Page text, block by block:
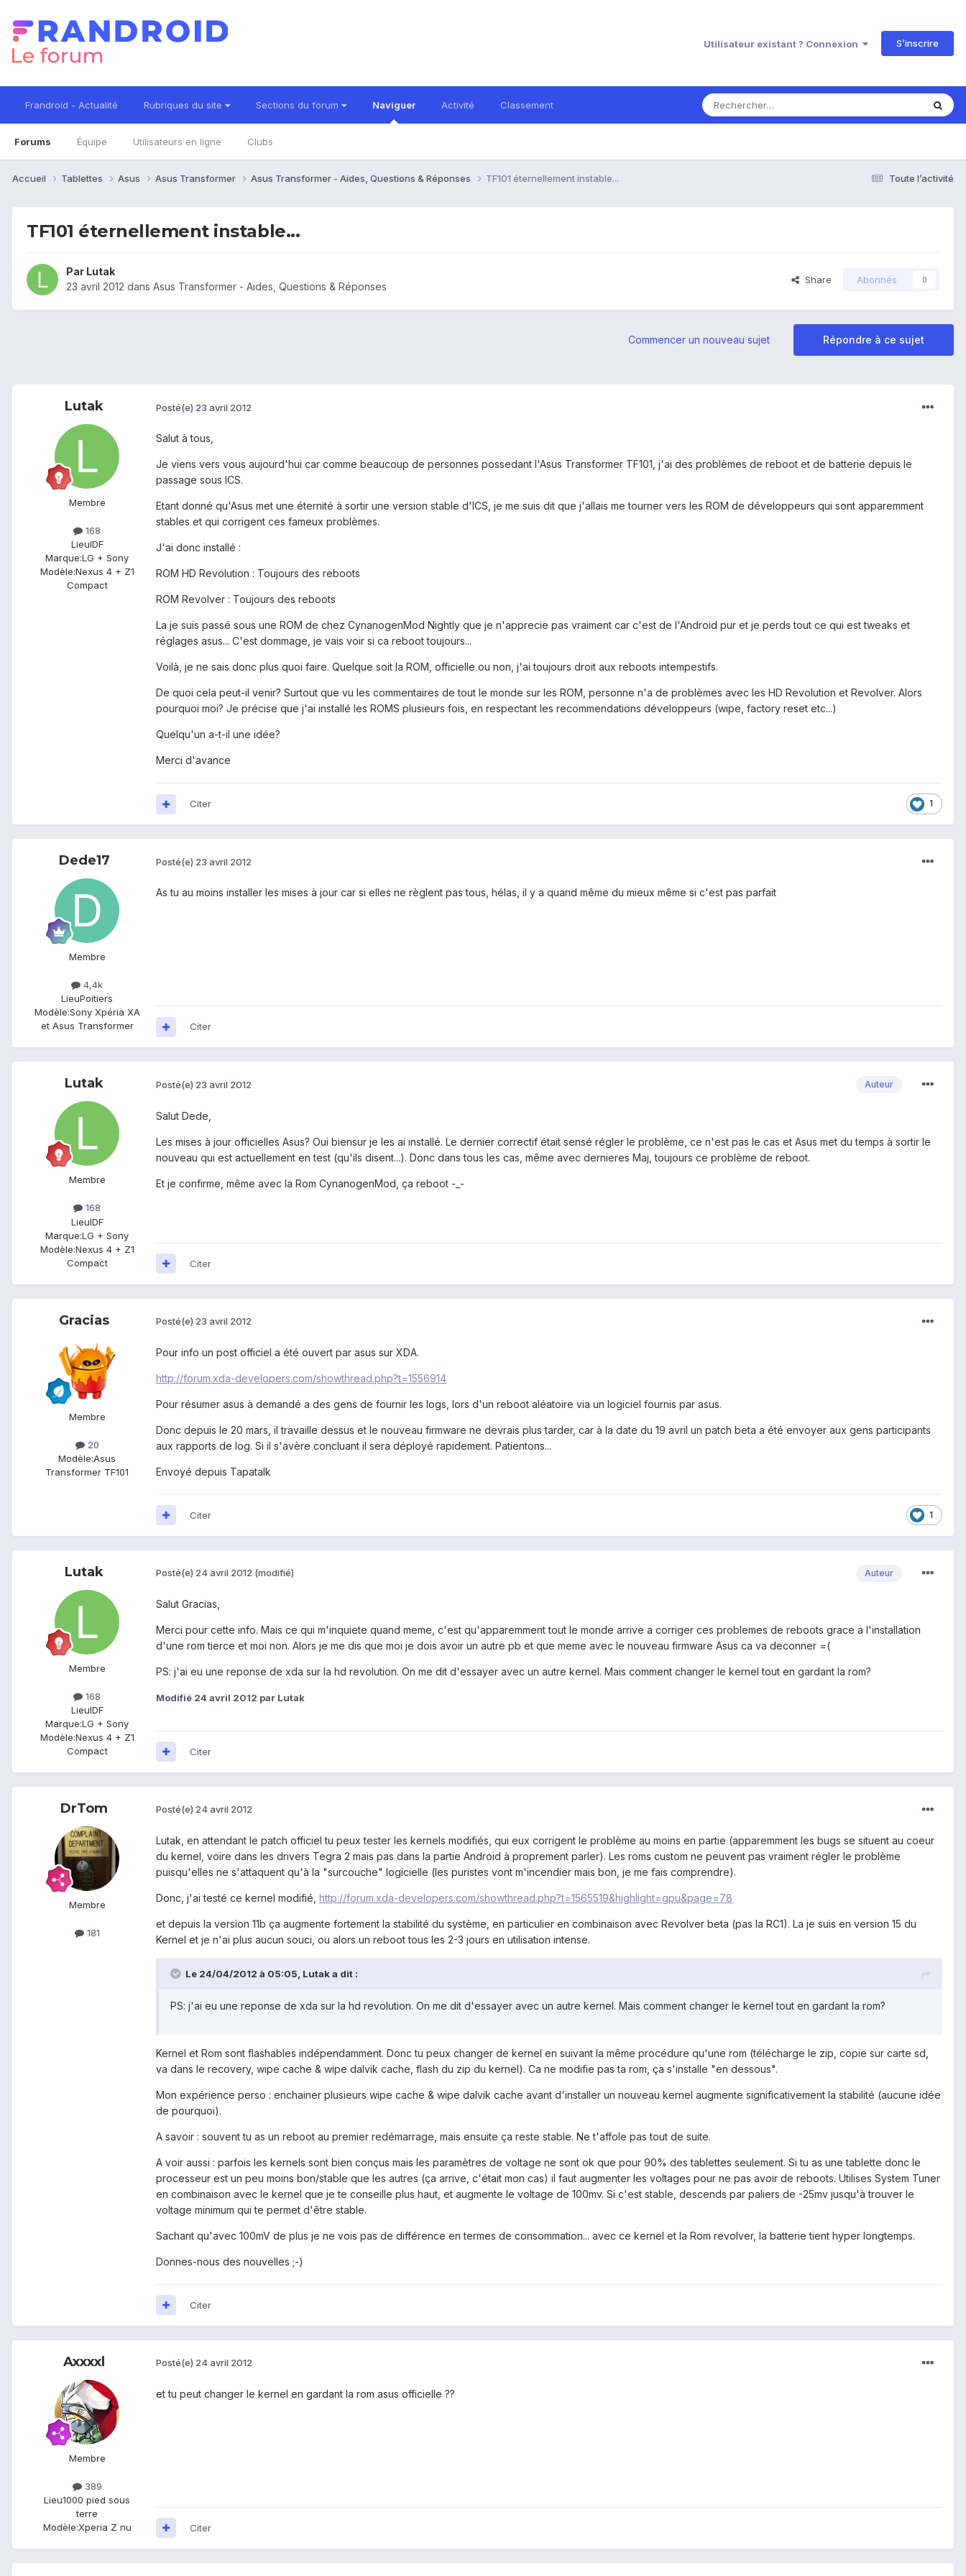
Utilisateur existant ? Connexion S’inscrire
Frandroid - Actualité Rubriques du site Sections du forum Naviguer
Forums Équipe Utilisateurs en ligne Clubs
Activité Classement
Toute l’activité
Accueil Tablettes Asus Asus Transformer Asus Transformer - Aides, Questions & Réponses TF101 éternellement instable...
TF101 éternellement instable...
Par Lutak
23 avril 2012 dans Asus Transformer - Aides, Questions & Réponses
Share Abonnés 0
Répondre à ce sujet
Commencer un nouveau sujet
Lutak
Membre
168
LieuIDF
Marque:LG + Sony
Modèle:Nexus 4 + Z1
Compact
Posté(e) 23 avril 2012
Salut à tous,
Je viens vers vous aujourd'hui car comme beaucoup de personnes possedant l'Asus Transformer TF101, j'ai des problèmes de reboot et de batterie depuis le
passage sous ICS.
Etant donné qu'Asus met une éternité à sortir une version stable d'ICS, je me suis dit que j'allais me tourner vers les ROM de développeurs qui sont apparemment
stables et qui corrigent ces fameux problèmes.
J'ai donc installé :
ROM HD Revolution : Toujours des reboots
ROM Revolver : Toujours des reboots
La je suis passé sous une ROM de chez CynanogenMod Nightly que je n'apprecie pas vraiment car c'est de l'Android pur et je perds tout ce qui est tweaks et
réglages asus... C'est dommage, je vais voir si ca reboot toujours...
Voilà, je ne sais donc plus quoi faire. Quelque soit la ROM, officielle ou non, j'ai toujours droit aux reboots intempestifs.
De quoi cela peut-il venir? Surtout que vu les commentaires de tout le monde sur les ROM, personne n'a de problèmes avec les HD Revolution et Revolver. Alors
pourquoi moi? Je précise que j'ai installé les ROMS plusieurs fois, en respectant les recommendations développeurs (wipe, factory reset etc...)
Quelqu'un a-t-il une idée?
Merci d'avance
1
Citer
Dede17
Membre
4,4k
LieuPoitiers
Modèle:Sony Xpéria XA
et Asus Transformer
Posté(e) 23 avril 2012
As tu au moins installer les mises à jour car si elles ne règlent pas tous, hélas, il y a quand même du mieux même si c'est pas parfait
Citer
Lutak
Membre
168
LieuIDF
Marque:LG + Sony
Modèle:Nexus 4 + Z1
Compact
Auteur
Posté(e) 23 avril 2012
Salut Dede,
Les mises à jour officielles Asus? Oui biensur je les ai installé. Le dernier correctif était sensé régler le problème, ce n'est pas le cas et Asus met du temps à sortir le
nouveau qui est actuellement en test (qu'ils disent...). Donc dans tous les cas, même avec dernieres Maj, toujours ce problème de reboot.
Et je confirme, même avec la Rom CynanogenMod, ça reboot -_-
Citer
Gracias
Membre
20
Modèle:Asus
Transformer TF101
Posté(e) 23 avril 2012
Pour info un post officiel a été ouvert par asus sur XDA.
http://forum.xda-developers.com/showthread.php?t=1556914
Pour résumer asus à demandé a des gens de fournir les logs, lors d'un reboot aléatoire via un logiciel fournis par asus.
Donc depuis le 20 mars, il travaille dessus et le nouveau firmware ne devrais plus tarder, car à la date du 19 avril un patch beta a été envoyer aux gens participants
aux rapports de log. Si il s'avère concluant il sera déployé rapidement. Patientons...
Envoyé depuis Tapatalk
1
Citer
Lutak
Membre
168
LieuIDF
Marque:LG + Sony
Modèle:Nexus 4 + Z1
Compact
Auteur
Posté(e) 24 avril 2012 (modifié)
Salut Gracias,
Merci pour cette info. Mais ce qui m'inquiete quand meme, c'est qu'apparemment tout le monde arrive a corriger ces problemes de reboots grace a l'installation
d'une rom tierce et moi non. Alors je me dis que moi je dois avoir un autre pb et que meme avec le nouveau firmware Asus ca va deconner =(
PS: j'ai eu une reponse de xda sur la hd revolution. On me dit d'essayer avec un autre kernel. Mais comment changer le kernel tout en gardant la rom?
Modifié 24 avril 2012 par Lutak
Citer
DrTom
Membre
181
Posté(e) 24 avril 2012
Lutak, en attendant le patch officiel tu peux tester les kernels modifiés, qui eux corrigent le problème au moins en partie (apparemment les bugs se situent au coeur
du kernel, voire dans les drivers Tegra 2 mais pas dans la partie Android à proprement parler). Les roms custom ne peuvent pas vraiment régler le problème
puisqu'elles ne s'attaquent qu'à la "surcouche" logicielle (les puristes vont m'incendier mais bon, je me fais comprendre).
Donc, j'ai testé ce kernel modifié, http://forum.xda-developers.com/showthread.php?t=1565519&highlight=gpu&page=78
et depuis la version 11b ça augmente fortement la stabilité du système, en particulier en combinaison avec Revolver beta (pas la RC1). La je suis en version 15 du
Kernel et je n'ai plus aucun souci, ou alors un reboot tous les 2-3 jours en utilisation intense.
Le 24/04/2012 à 05:05, Lutak a dit :
PS: j'ai eu une reponse de xda sur la hd revolution. On me dit d'essayer avec un autre kernel. Mais comment changer le kernel tout en gardant la rom?
Kernel et Rom sont flashables indépendamment. Donc tu peux changer de kernel en suivant la même procédure qu'une rom (télécharge le zip, copie sur carte sd,
va dans le recovery, wipe cache & wipe dalvik cache, flash du zip du kernel). Ca ne modifie pas ta rom, ça s'installe "en dessous".
Mon expérience perso : enchainer plusieurs wipe cache & wipe dalvik cache avant d'installer un nouveau kernel augmente significativement la stabilité (aucune idée
de pourquoi).
A savoir : souvent tu as un reboot au premier redémarrage, mais ensuite ça reste stable. Ne t'affole pas tout de suite.
A voir aussi : parfois les kernels sont bien conçus mais les paramètres de voltage ne sont ok que pour 90% des tablettes seulement. Si tu as une tablette donc le
processeur est un peu moins bon/stable que les autres (ça arrive, c'était mon cas) il faut augmenter les voltages pour ne pas avoir de reboots. Utilises System Tuner
en combinaison avec le kernel que je te conseille plus haut, et augmente le voltage de 100mv. Si c'est stable, descends par paliers de -25mv jusqu'à trouver le
voltage minimum qui te permet d'être stable.
Sachant qu'avec 100mV de plus je ne vois pas de différence en termes de consommation... avec ce kernel et la Rom revolver, la batterie tient hyper longtemps.
Donnes-nous des nouvelles ;-)
Citer
Axxxxl
Membre
389
Lieu1000 pied sous
terre
Modèle:Xperia Z nu
Posté(e) 24 avril 2012
et tu peut changer le kernel en gardant la rom asus officielle ??
Citer